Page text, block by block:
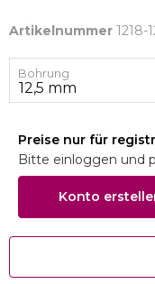
Artikelnummer 1218-
Bohrung
Preise nur für
Bitte einloggen und
Konto